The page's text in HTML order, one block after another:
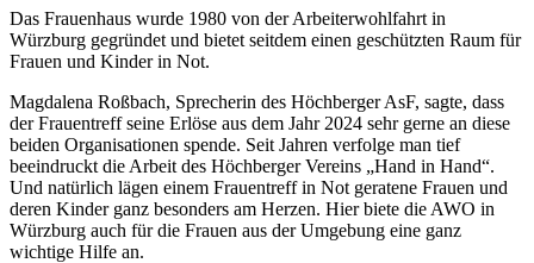
Das Frauenhaus wurde 1980 von der Arbeiterwohlfahrt in
Würzburg gegründet und bietet seitdem einen geschützten Raum für
Frauen und Kinder in Not.
Magdalena Roßbach, Sprecherin des Höchberger AsF, sagte, dass
der Frauentreff seine Erlöse aus dem Jahr 2024 sehr gerne an diese
beiden Organisationen spende. Seit Jahren verfolge man tief
beeindruckt die Arbeit des Höchberger Vereins „Hand in Hand“.
Und natürlich lägen einem Frauentreff in Not geratene Frauen und
deren Kinder ganz besonders am Herzen. Hier biete die AWO in
Würzburg auch für die Frauen aus der Umgebung eine ganz
wichtige Hilfe an.